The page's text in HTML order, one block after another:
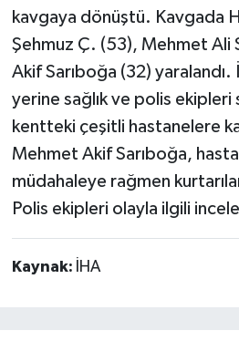
kavgaya dönüştü. Kavgada
Şehmuz Ç. (53), Mehmet Ali
Akif Sarıboğa (32)
yerine sağlık ve polis ekipleri
kentteki çeşitli hastanelere
Mehmet Akif Sarıboğa,
müdahaleye rağmen
Polis ekipleri olayla ilgili
Kaynak: İHA